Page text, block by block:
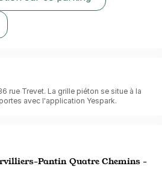
rue Trevet. La grille piéton se situe à la
avec l'application Yespark.
Pantin Quatre Chemins -